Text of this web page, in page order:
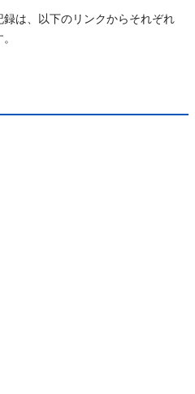
録は、以下のリンクからそれぞれ